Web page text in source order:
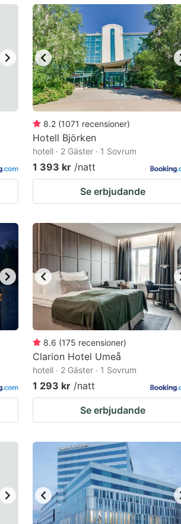
mark
key
to
get
the
keyboard
shortcuts
for
changing
dates.
8.2 (1071 recensioner)
Hotell Björken
hotell · 2 Gäster · 1 Sovrum
1 393 kr /natt
Se erbjudande
8.6 (175 recensioner)
Clarion Hotel Umeå
hotell · 2 Gäster · 1 Sovrum
1 293 kr /natt
Se erbjudande